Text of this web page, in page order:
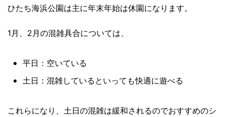
ひたち海浜公園は主に年末年始は休園になります。
1月、2月の混雑具合については、
平日：空いている
土日：混雑しているといっても快適に遊べる
これらになり、土日の混雑は緩和されるのでおすすめのシ